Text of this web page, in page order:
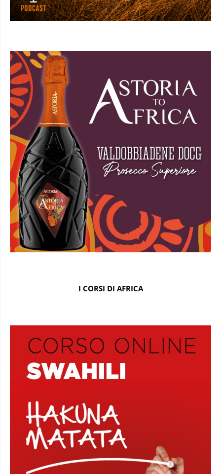
I CORSI DI AFRICA